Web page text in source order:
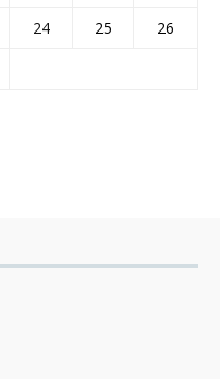
24 25
26